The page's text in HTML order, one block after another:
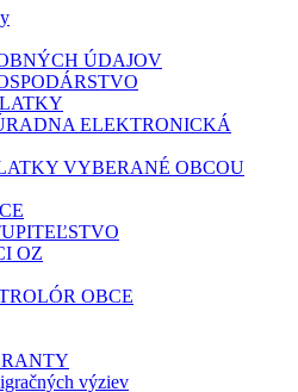
ÚDAJOV
ELEKTRONICKÁ
VYBERANÉ OBCOU
OZ
OBCE
výziev